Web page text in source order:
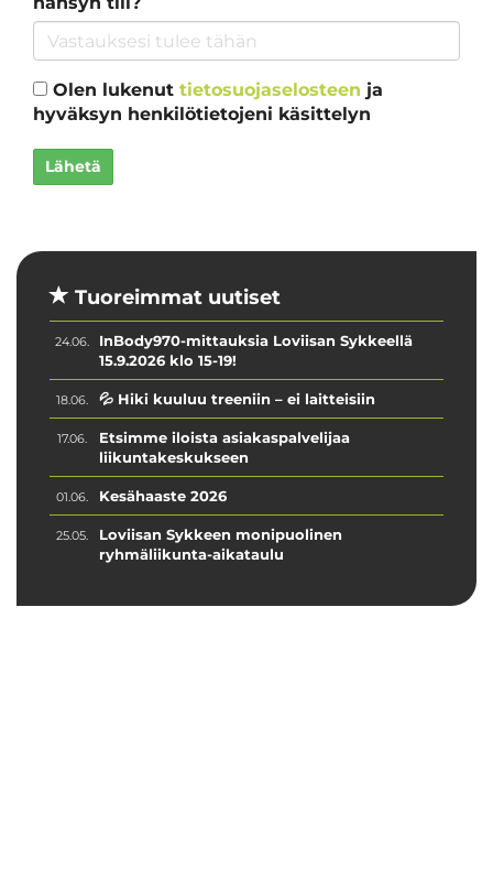
Olen lukenut tietosuojaselosteen ja
hyväksyn henkilötietojeni käsittelyn
Lähetä
Tuoreimmat uutiset
24.06.
InBody970-mittauksia Loviisan Sykkeellä
15.9.2026 klo 15-19!
18.06. 💦 Hiki kuuluu treeniin – ei laitteisiin
17.06.
Etsimme iloista asiakaspalvelijaa
liikuntakeskukseen
01.06. Kesähaaste 2026
25.05.
Loviisan Sykkeen monipuolinen
ryhmäliikunta-aikataulu